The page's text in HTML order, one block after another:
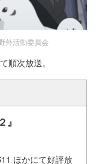
外活動委員会
順次放送。
ほかにて好評放